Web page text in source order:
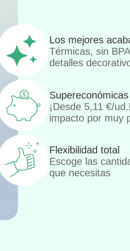
Los mejores
Térmicas, sin
detalles
Supereconómicas
¡Desde 5,11 €/
impacto por muy
Flexibilidad total
Escoge las
que necesitas